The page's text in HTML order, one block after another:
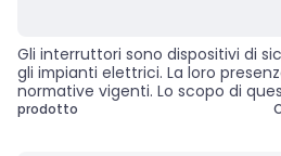
Gli interruttori sono dispositivi di
gli impianti elettrici. La loro
normative vigenti. Lo scopo di questi dispositivi è quello di
sospendere il flusso di energia nel
prodotto